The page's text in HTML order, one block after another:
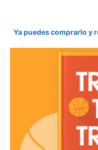
Ya puedes comprarlo y